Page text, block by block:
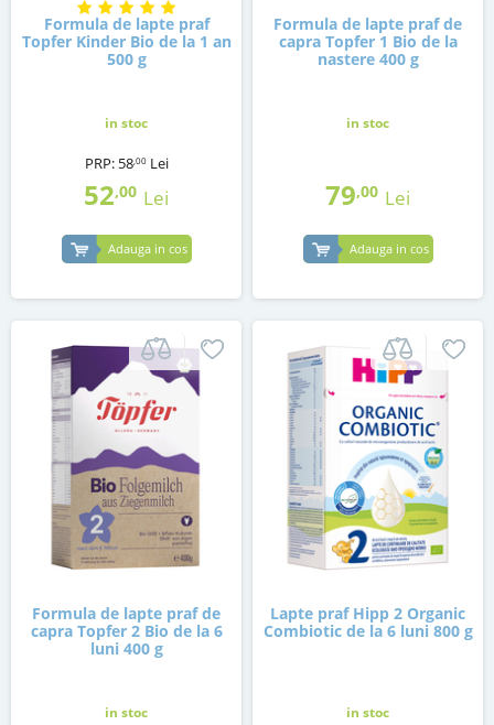
Formula de lapte praf
Topfer Kinder Bio de la 1 an
500 g
in stoc
PRP: 58,00 Lei
52,00 Lei
Adauga in cos
Formula de lapte praf de
capra Topfer 1 Bio de la
nastere 400 g
in stoc
79,00 Lei
Adauga in cos
Formula de lapte praf de
capra Topfer 2 Bio de la 6
luni 400 g
in stoc
Lapte praf Hipp 2 Organic
Combiotic de la 6 luni 800 g
in stoc